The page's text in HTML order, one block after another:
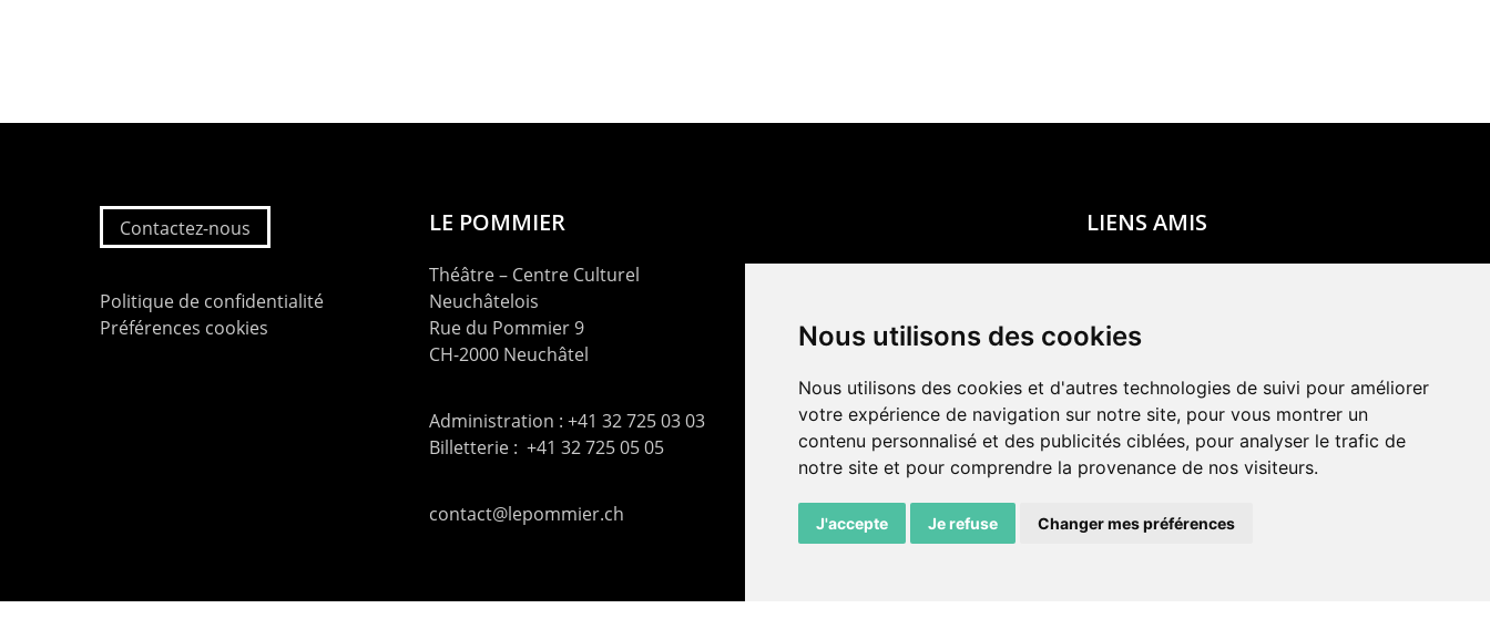
Nous utilisons des cookies
Nous utilisons des cookies et d'autres technologies de suivi pour améliorer
votre expérience de navigation sur notre site, pour vous montrer un
contenu personnalisé et des publicités ciblées, pour analyser le trafic de
notre site et pour comprendre la provenance de nos visiteurs.
J'accepte Je refuse Changer mes préférences
Contactez-nous
Politique de confidentialité
Préférences cookies
LE POMMIER
Théâtre – Centre Culturel
Neuchâtelois
Rue du Pommier 9
CH-2000 Neuchâtel
Administration : +41 32 725 03 03
Billetterie : +41 32 725 05 05
contact@lepommier.ch
LIENS AMIS